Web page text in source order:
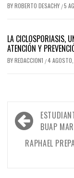
BYROBERTO DESACHY /5
LA CICLOSPORIASIS,
ATENCIÓN Y
BYREDACCION1 /4
Navegación
de
entradas
BUAP
RAPHAEL